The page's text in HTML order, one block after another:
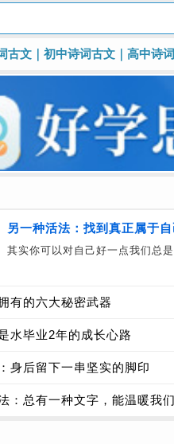
古文 ｜初中诗词古文 ｜高中诗
另一种活法：找到真正属于
其实你可以对自己好一点我们总
有的六大秘密武器
水毕业2年的成长心路
身后留下一串坚实的脚印
：总有一种文字，能温暖我